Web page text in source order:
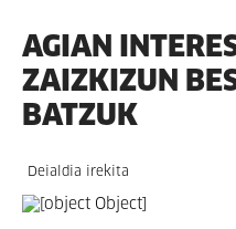
AGIAN
ZAIZKIZUN
BATZUK
Deialdia irekita